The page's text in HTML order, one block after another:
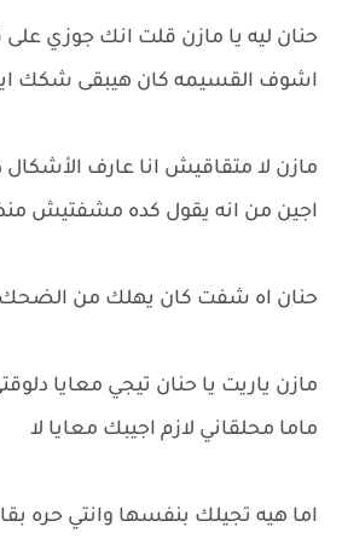
حنان ليه يا مازن قلت انك جوزي
اشوف القسيمه كان هيبقى شكك
مازن لا متقاقيش انا عارف
اجين من انه يقول كده مشفتيش
حنان اه شفت كان يهلك من الضحك
مازن ياريت يا حنان تيجي معايا
ماما محلقاني لازم اجيبك معايا لا
اما هيه تجيلك بنفسها وانتي حره